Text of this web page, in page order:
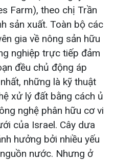
Farm), theo chị Trần
sản xuất. Toàn bộ các
gia về nông sản hữu
nghiệp trực tiếp đảm
đều chủ động áp
những là kỹ thuật
xử lý đất bằng cách ủ
nghệ phân hữu cơ vi
của Israel. Cây dưa
hưởng bởi nhiều yếu
nước. Nhưng ở